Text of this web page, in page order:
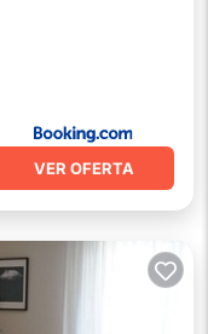
VER OFERTA